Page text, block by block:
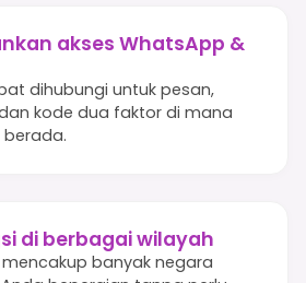
akses WhatsApp &
dihubungi untuk pesan,
kode dua faktor di mana
di berbagai wilayah
mencakup banyak negara